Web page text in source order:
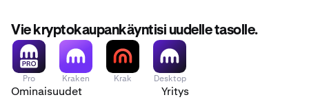
Edit module -paneelissa.
- Take Profit, Take Profit Limit
- Stop Loss, Stop Loss Limit
- Trailing Stop, Trailing Stop Limit
• Osto-/myyntisummat
• Liitetyt OSO-toimeksiannot ja parametrit
moduulin asetuksissa).
vastaamaan kehittyviä kaupankäyntistrategioitasi.
•
Luo moduulien esiasetuksia eri
markkinaolosuhteisiin. Voit esimerkiksi luoda
pikanäppäinten esiasetuksen epävakaille
Vie kryptokaupankäyntisi uudelle tasolle.
Pro Kraken Krak Desktop
Ominaisuudet Yritys